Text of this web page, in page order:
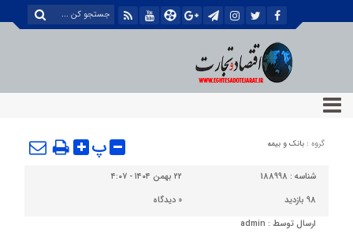
گروه : بانک و بیمه پ
شناسه : 188998
۲۲ بهمن ۱۴۰۴ - ۴:۰۷
98 بازدید
0 دیدگاه
ارسال توسط : admin